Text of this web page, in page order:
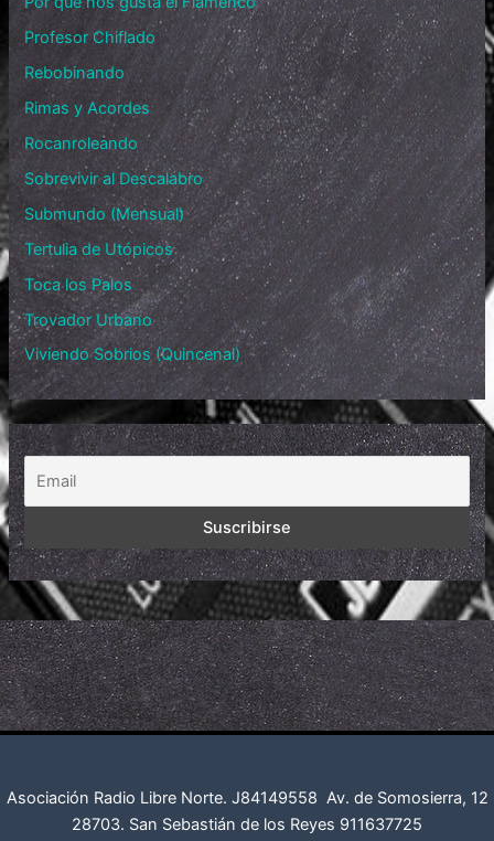
Profesor Chiflado
Rebobinando
Rimas y Acordes
Rocanroleando
Sobrevivir al Descalabro
Submundo (Mensual)
Tertulia de Utópicos
Toca los Palos
Trovador Urbano
Viviendo Sobrios (Quincenal)
Asociación Radio Libre Norte. J84149558 Av. de Somosierra, 12
28703. San Sebastián de los Reyes 911637725